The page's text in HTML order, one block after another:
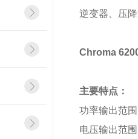
逆变器、压
Chroma
主要特点：
功率输出范
电压输出范